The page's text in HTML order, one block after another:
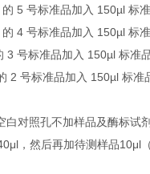
的 5 号标准品加入 150µl 标
的 4 号标准品加入 150µl 标
3 号标准品加入 150µl 标准
2 号标准品加入 150µl 标准
白对照孔不加样品及酶标试
，然后再加待测样品10μl